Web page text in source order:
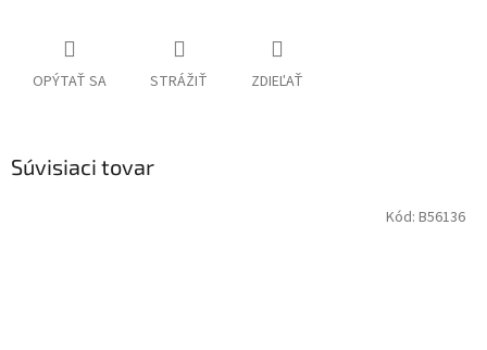
OPÝTAŤ SA STRÁŽIŤ ZDIEĽAŤ
Súvisiaci tovar
Kód: B56136